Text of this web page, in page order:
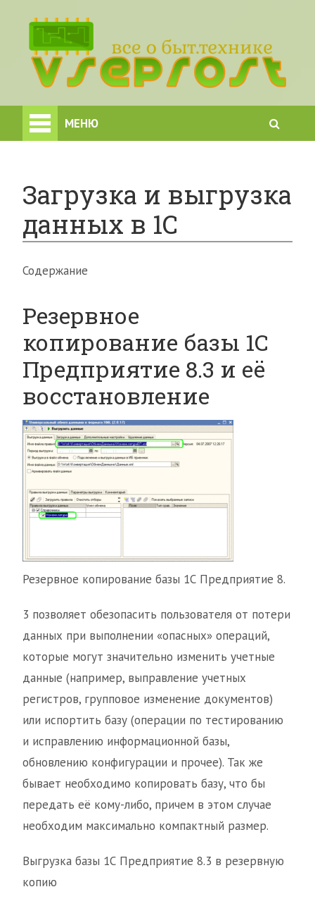
МЕНЮ
Загрузка и выгрузка
данных в 1С
Содержание
Резервное
копирование базы 1С
Предприятие 8.3 и её
восстановление
Резервное копирование базы 1С Предприятие 8.
3 позволяет обезопасить пользователя от потери
данных при выполнении «опасных» операций,
которые могут значительно изменить учетные
данные (например, выправление учетных
регистров, групповое изменение документов)
или испортить базу (операции по тестированию
и исправлению информационной базы,
обновлению конфигурации и прочее). Так же
бывает необходимо копировать базу, что бы
передать её кому-либо, причем в этом случае
необходим максимально компактный размер.
Выгрузка базы 1С Предприятие 8.3 в резервную
копию